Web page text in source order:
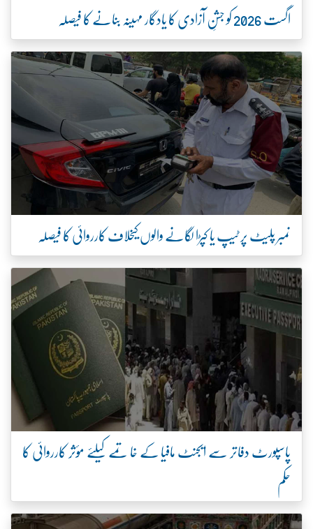
اگست 2026 کو جشنِ آزادی کا یادگار مہینہ بنانے کا فیصلہ
نمبر پلیٹ پر ٹیپ یا کپڑا لگانے والوں کیخلاف کارروائی کا فیصلہ
پاسپورٹ دفاتر سے ایجنٹ مافیا کے خاتمے کیلئے مؤثر کارروائی کا
حکم